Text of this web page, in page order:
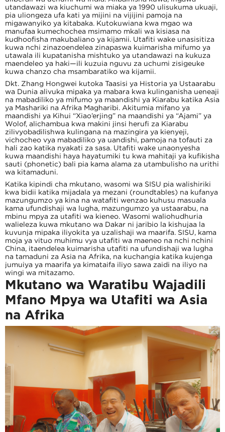
utandawazi wa kiuchumi wa miaka ya 1990 ulisukuma ukuaji,
pia uliongeza ufa kati ya mijini na vijijini pamoja na
migawanyiko ya kitabaka. Kutokuwiana kwa mgao wa
manufaa kumechochea msimamo mkali wa kisiasa na
kudhoofisha makubaliano ya kijamii. Utafiti wake unasisitiza
kuwa nchi zinazoendelea zinapaswa kuimarisha mifumo ya
utawala ili kupatanisha mishtuko ya utandawazi na kukuza
maendeleo ya haki—ili kuzuia nguvu za uchumi zisigeuke
kuwa chanzo cha msambaratiko wa kijamii.
Dkt. Zhang Hongwei kutoka Taasisi ya Historia ya Ustaarabu
wa Dunia alivuka mipaka ya mabara kwa kulinganisha ueneaji
na mabadiliko ya mifumo ya maandishi ya Kiarabu katika Asia
ya Mashariki na Afrika Magharibi. Akitumia mifano ya
maandishi ya Kihui “Xiao’erjing” na maandishi ya “Ajami” ya
Wolof, alichambua kwa makini jinsi herufi za Kiarabu
zilivyobadilishwa kulingana na mazingira ya kienyeji,
vichocheo vya mabadiliko ya uandishi, pamoja na tofauti za
hali zao katika nyakati za sasa. Utafiti wake unaonyesha
kuwa maandishi haya hayatumiki tu kwa mahitaji ya kufikisha
sauti (phonetic) bali pia kama alama za utambulisho na urithi
wa kitamaduni.
Katika kipindi cha mkutano, wasomi wa SISU pia walishiriki
kwa bidii katika mijadala ya mezani (roundtables) na kufanya
mazungumzo ya kina na watafiti wenzao kuhusu masuala
kama ufundishaji wa lugha, mazungumzo ya ustaarabu, na
mbinu mpya za utafiti wa kieneo. Wasomi waliohudhuria
walieleza kuwa mkutano wa Dakar ni jaribio la kishujaa la
kuvunja mipaka iliyokita ya uzalishaji wa maarifa. SISU, kama
moja ya vituo muhimu vya utafiti wa maeneo na nchi nchini
China, itaendelea kuimarisha utafiti na ufundishaji wa lugha
na tamaduni za Asia na Afrika, na kuchangia katika kujenga
jumuiya ya maarifa ya kimataifa iliyo sawa zaidi na iliyo na
wingi wa mitazamo.
Mkutano wa Waratibu Wajadili
Mfano Mpya wa Utafiti wa Asia
na Afrika